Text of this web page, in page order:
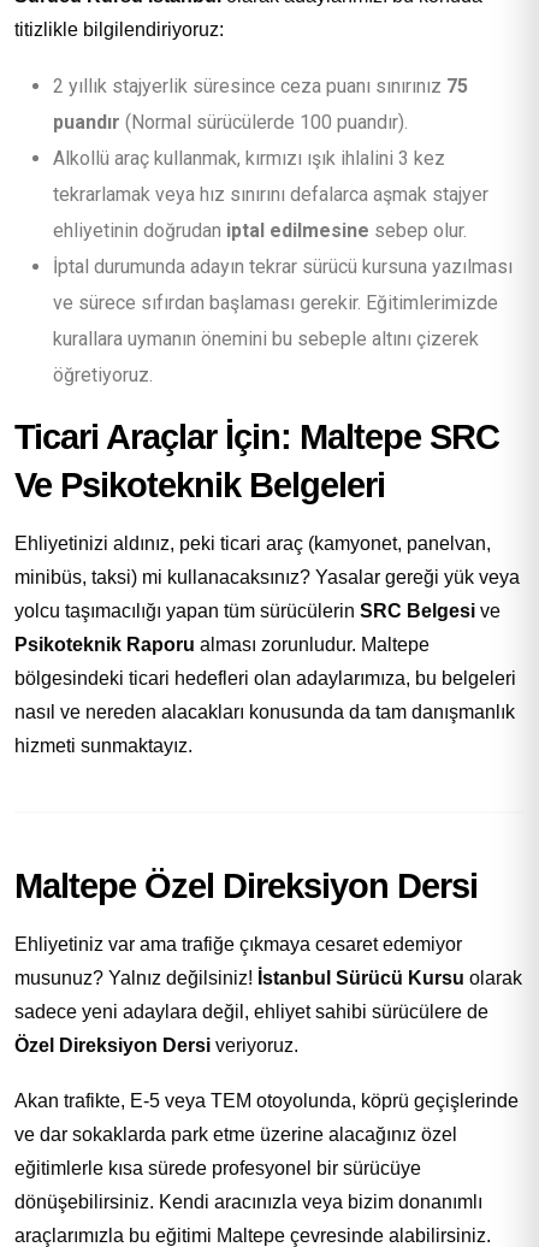
titizlikle bilgilendiriyoruz:
2 yıllık stajyerlik süresince ceza puanı sınırınız 75
puandır (Normal sürücülerde 100 puandır).
Alkollü araç kullanmak, kırmızı ışık ihlalini 3 kez
tekrarlamak veya hız sınırını defalarca aşmak stajyer
ehliyetinin doğrudan iptal edilmesine sebep olur.
İptal durumunda adayın tekrar sürücü kursuna yazılması
ve sürece sıfırdan başlaması gerekir. Eğitimlerimizde
kurallara uymanın önemini bu sebeple altını çizerek
öğretiyoruz.
Ticari Araçlar İçin: Maltepe SRC
Ve Psikoteknik Belgeleri
Ehliyetinizi aldınız, peki ticari araç (kamyonet, panelvan,
minibüs, taksi) mi kullanacaksınız? Yasalar gereği yük veya
yolcu taşımacılığı yapan tüm sürücülerin SRC Belgesi ve
Psikoteknik Raporu alması zorunludur. Maltepe
bölgesindeki ticari hedefleri olan adaylarımıza, bu belgeleri
nasıl ve nereden alacakları konusunda da tam danışmanlık
hizmeti sunmaktayız.
Maltepe Özel Direksiyon Dersi
Ehliyetiniz var ama trafiğe çıkmaya cesaret edemiyor
musunuz? Yalnız değilsiniz! İstanbul Sürücü Kursu olarak
sadece yeni adaylara değil, ehliyet sahibi sürücülere de
Özel Direksiyon Dersi veriyoruz.
Akan trafikte, E-5 veya TEM otoyolunda, köprü geçişlerinde
ve dar sokaklarda park etme üzerine alacağınız özel
eğitimlerle kısa sürede profesyonel bir sürücüye
dönüşebilirsiniz. Kendi aracınızla veya bizim donanımlı
araçlarımızla bu eğitimi Maltepe çevresinde alabilirsiniz.